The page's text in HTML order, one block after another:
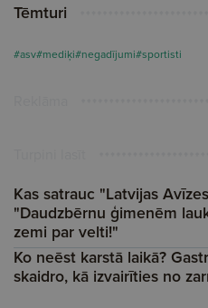
Tēmturi
#asv#mediķi#negadījumi#sportisti
Kas satrauc "Latvijas
"Daudzbērnu ģimenēm
zemi par velti!"
Ko neēst karstā laikā?
skaidro, kā izvairīties no